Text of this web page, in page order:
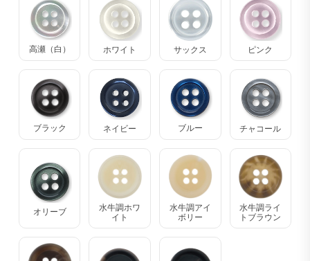
高瀬（白） ホワイト サックス ピンク
ブラック ネイビー ブルー チャコール
オリーブ
水牛調ホワ
イト
水牛調アイ
ボリー
水牛調ライ
トブラウン